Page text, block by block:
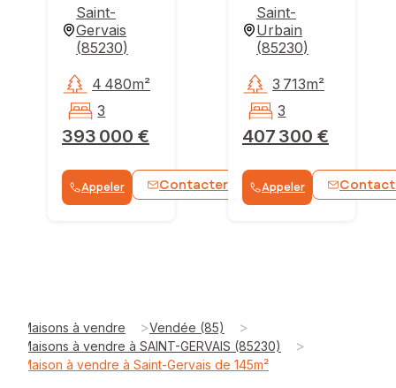
Saint-
Gervais
(85230)
393 000 €
4 480m²
3
Appeler Contacter WhatsApp
Saint-
Urbain
(85230)
407 300 €
3 713m²
3
Appeler
Maisons à vendre >Vendée (85) >
Maisons à vendre à SAINT-GERVAIS (85230) >
Maison à vendre à Saint-Gervais de 145m²